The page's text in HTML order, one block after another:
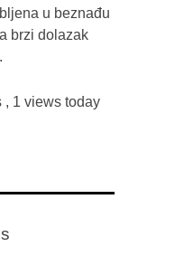
u beznađu
brzi dolazak
, 1 views today